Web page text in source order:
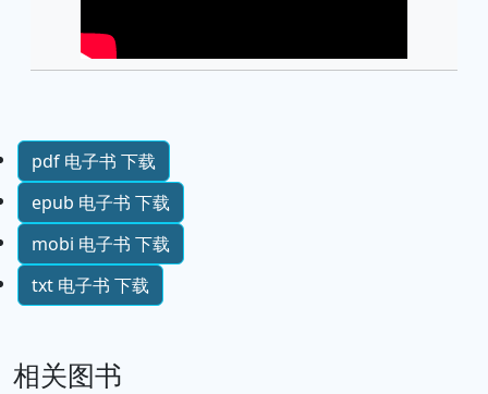
pdf 电子书 下载
epub 电子书 下载
mobi 电子书 下载
txt 电子书 下载
相关图书